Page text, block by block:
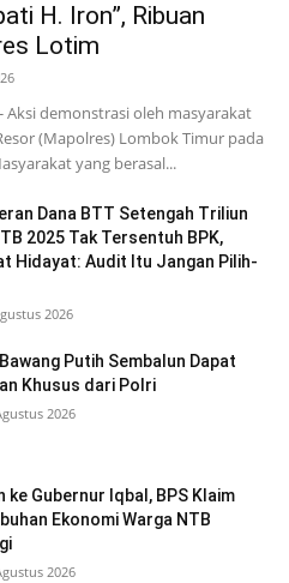
H. Iron”, Ribuan
Lotim
demonstrasi oleh masyarakat
(Mapolres) Lombok Timur pada
yang berasal...
Dana BTT Setengah Triliun
2025 Tak Tersentuh BPK,
Hidayat: Audit Itu Jangan Pilih-
2026
Putih Sembalun Dapat
Khusus dari Polri
2026
ke Gubernur Iqbal, BPS Klaim
Ekonomi Warga NTB
2026